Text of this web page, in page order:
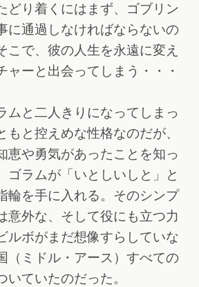
どり着くにはまず、ゴブリン
に通過しなければならないの
こで、彼の人生を永遠に変え
ャーと出会ってしまう・・・
ムと二人きりになってしまっ
もと控えめな性格なのだが、
恵や勇気があったことを知っ
ゴラムが「いとしいしと」と
輪を手に入れる。そのシンプ
意外な、そして役にも立つ力
ルボがまだ想像すらしていな
（ミドル・アース）すべての
いていたのだった。